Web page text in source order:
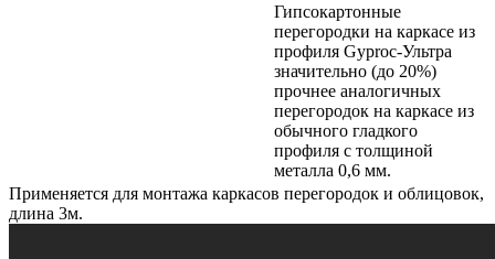
Гипсокартонные
перегородки на каркасе из
профиля Gyproc-Ультра
значительно (до 20%)
прочнее аналогичных
перегородок на каркасе из
обычного гладкого
профиля с толщиной
металла 0,6 мм.
Применяется для монтажа каркасов перегородок и облицовок,
длина 3м.